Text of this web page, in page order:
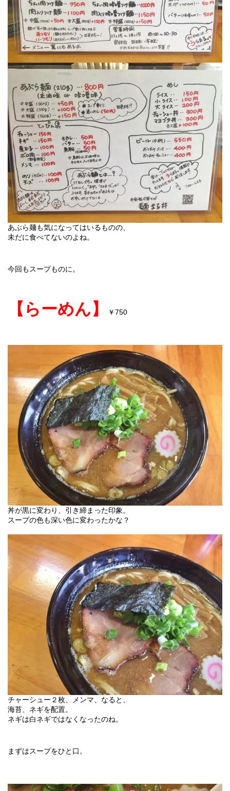
あぶら麺も気になってはいるものの、
未だに食べてないのよね。
今回もスープものに。
【らーめん】 ￥ 750
丼が黒に変わり、引き締まった印象。
スープの色も深い色に変わったかな？
チャーシュー２枚、メンマ、なると、
海苔、ネギを配置。
ネギは白ネギではなくなったのね。
まずはスープをひと口。